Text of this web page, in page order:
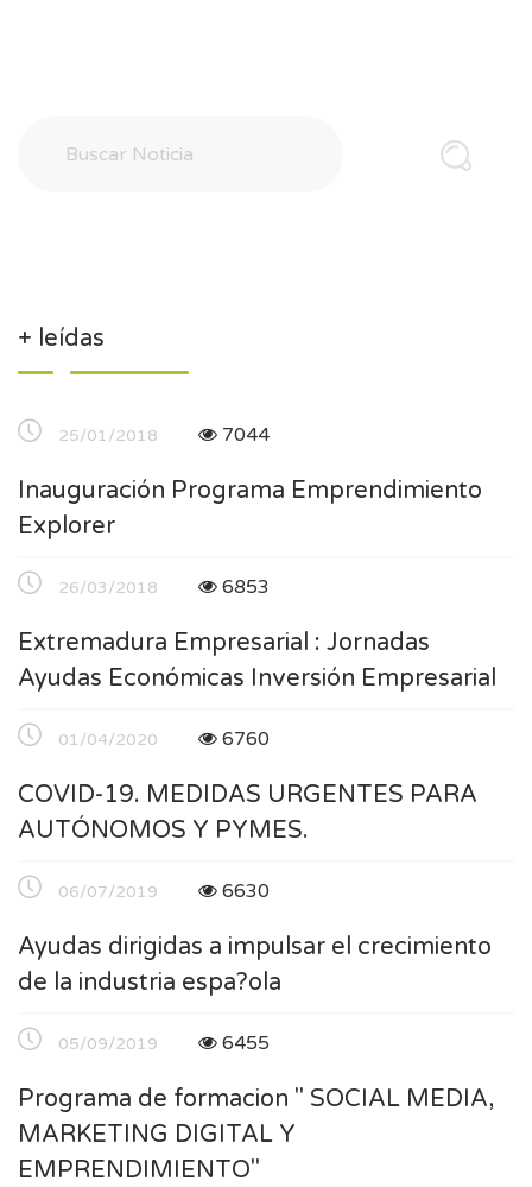
+ leídas
25/01/2018 7044
Inauguración Programa Emprendimiento
Explorer
26/03/2018 6853
Extremadura Empresarial : Jornadas
Ayudas Económicas Inversión Empresarial
01/04/2020 6760
COVID-19. MEDIDAS URGENTES PARA
AUTÓNOMOS Y PYMES.
06/07/2019 6630
Ayudas dirigidas a impulsar el crecimiento
de la industria espa?ola
05/09/2019 6455
Programa de formacion " SOCIAL MEDIA,
MARKETING DIGITAL Y
EMPRENDIMIENTO"